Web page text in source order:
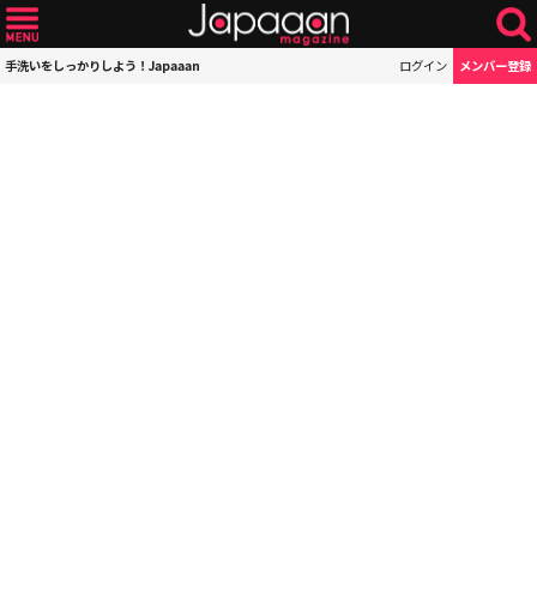
手洗いをしっかりしよう！Japaaan ログイン メンバー登録